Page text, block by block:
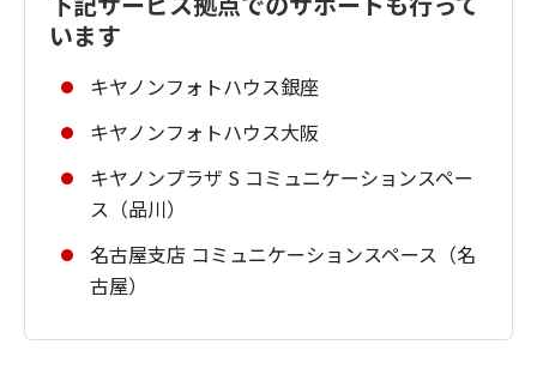
います
キヤノンフォトハウス銀座
キヤノンフォトハウス大阪
キヤノンプラザ S コミュニケーションスペー
ス（品川）
名古屋支店 コミュニケーションスペース（名
古屋）